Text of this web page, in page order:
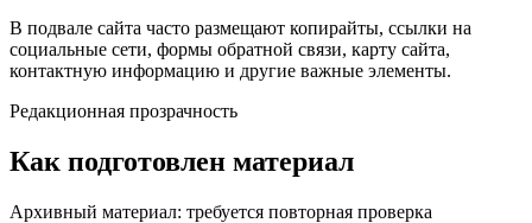
В подвале сайта часто размещают копирайты, ссылки на
социальные сети, формы обратной связи, карту сайта,
контактную информацию и другие важные элементы.
Редакционная прозрачность
Как подготовлен материал
Архивный материал: требуется повторная проверка